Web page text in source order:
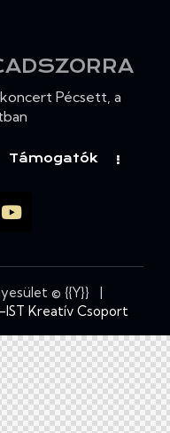
Pécsett, a
Támogatók
© {{Y}} |
IST Kreatív Csoport